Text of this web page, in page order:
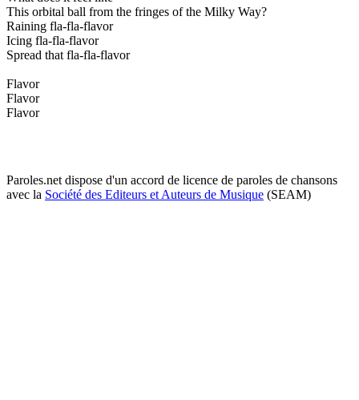
This orbital ball from the fringes of the Milky Way?
Raining fla-fla-flavor
Icing fla-fla-flavor
Spread that fla-fla-flavor
Flavor
Flavor
Flavor
Paroles.net dispose d'un accord de licence de paroles de chansons
avec la Société des Editeurs et Auteurs de Musique (SEAM)